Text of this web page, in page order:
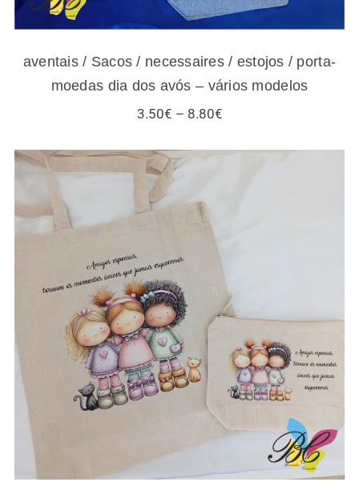
aventais / Sacos / necessaires / estojos / porta-
moedas dia dos avós – vários modelos
3.50€ – 8.80€Price
Sacos / necessaires / estojos / porta-
moedas para amigas e gatos – vários
modelos